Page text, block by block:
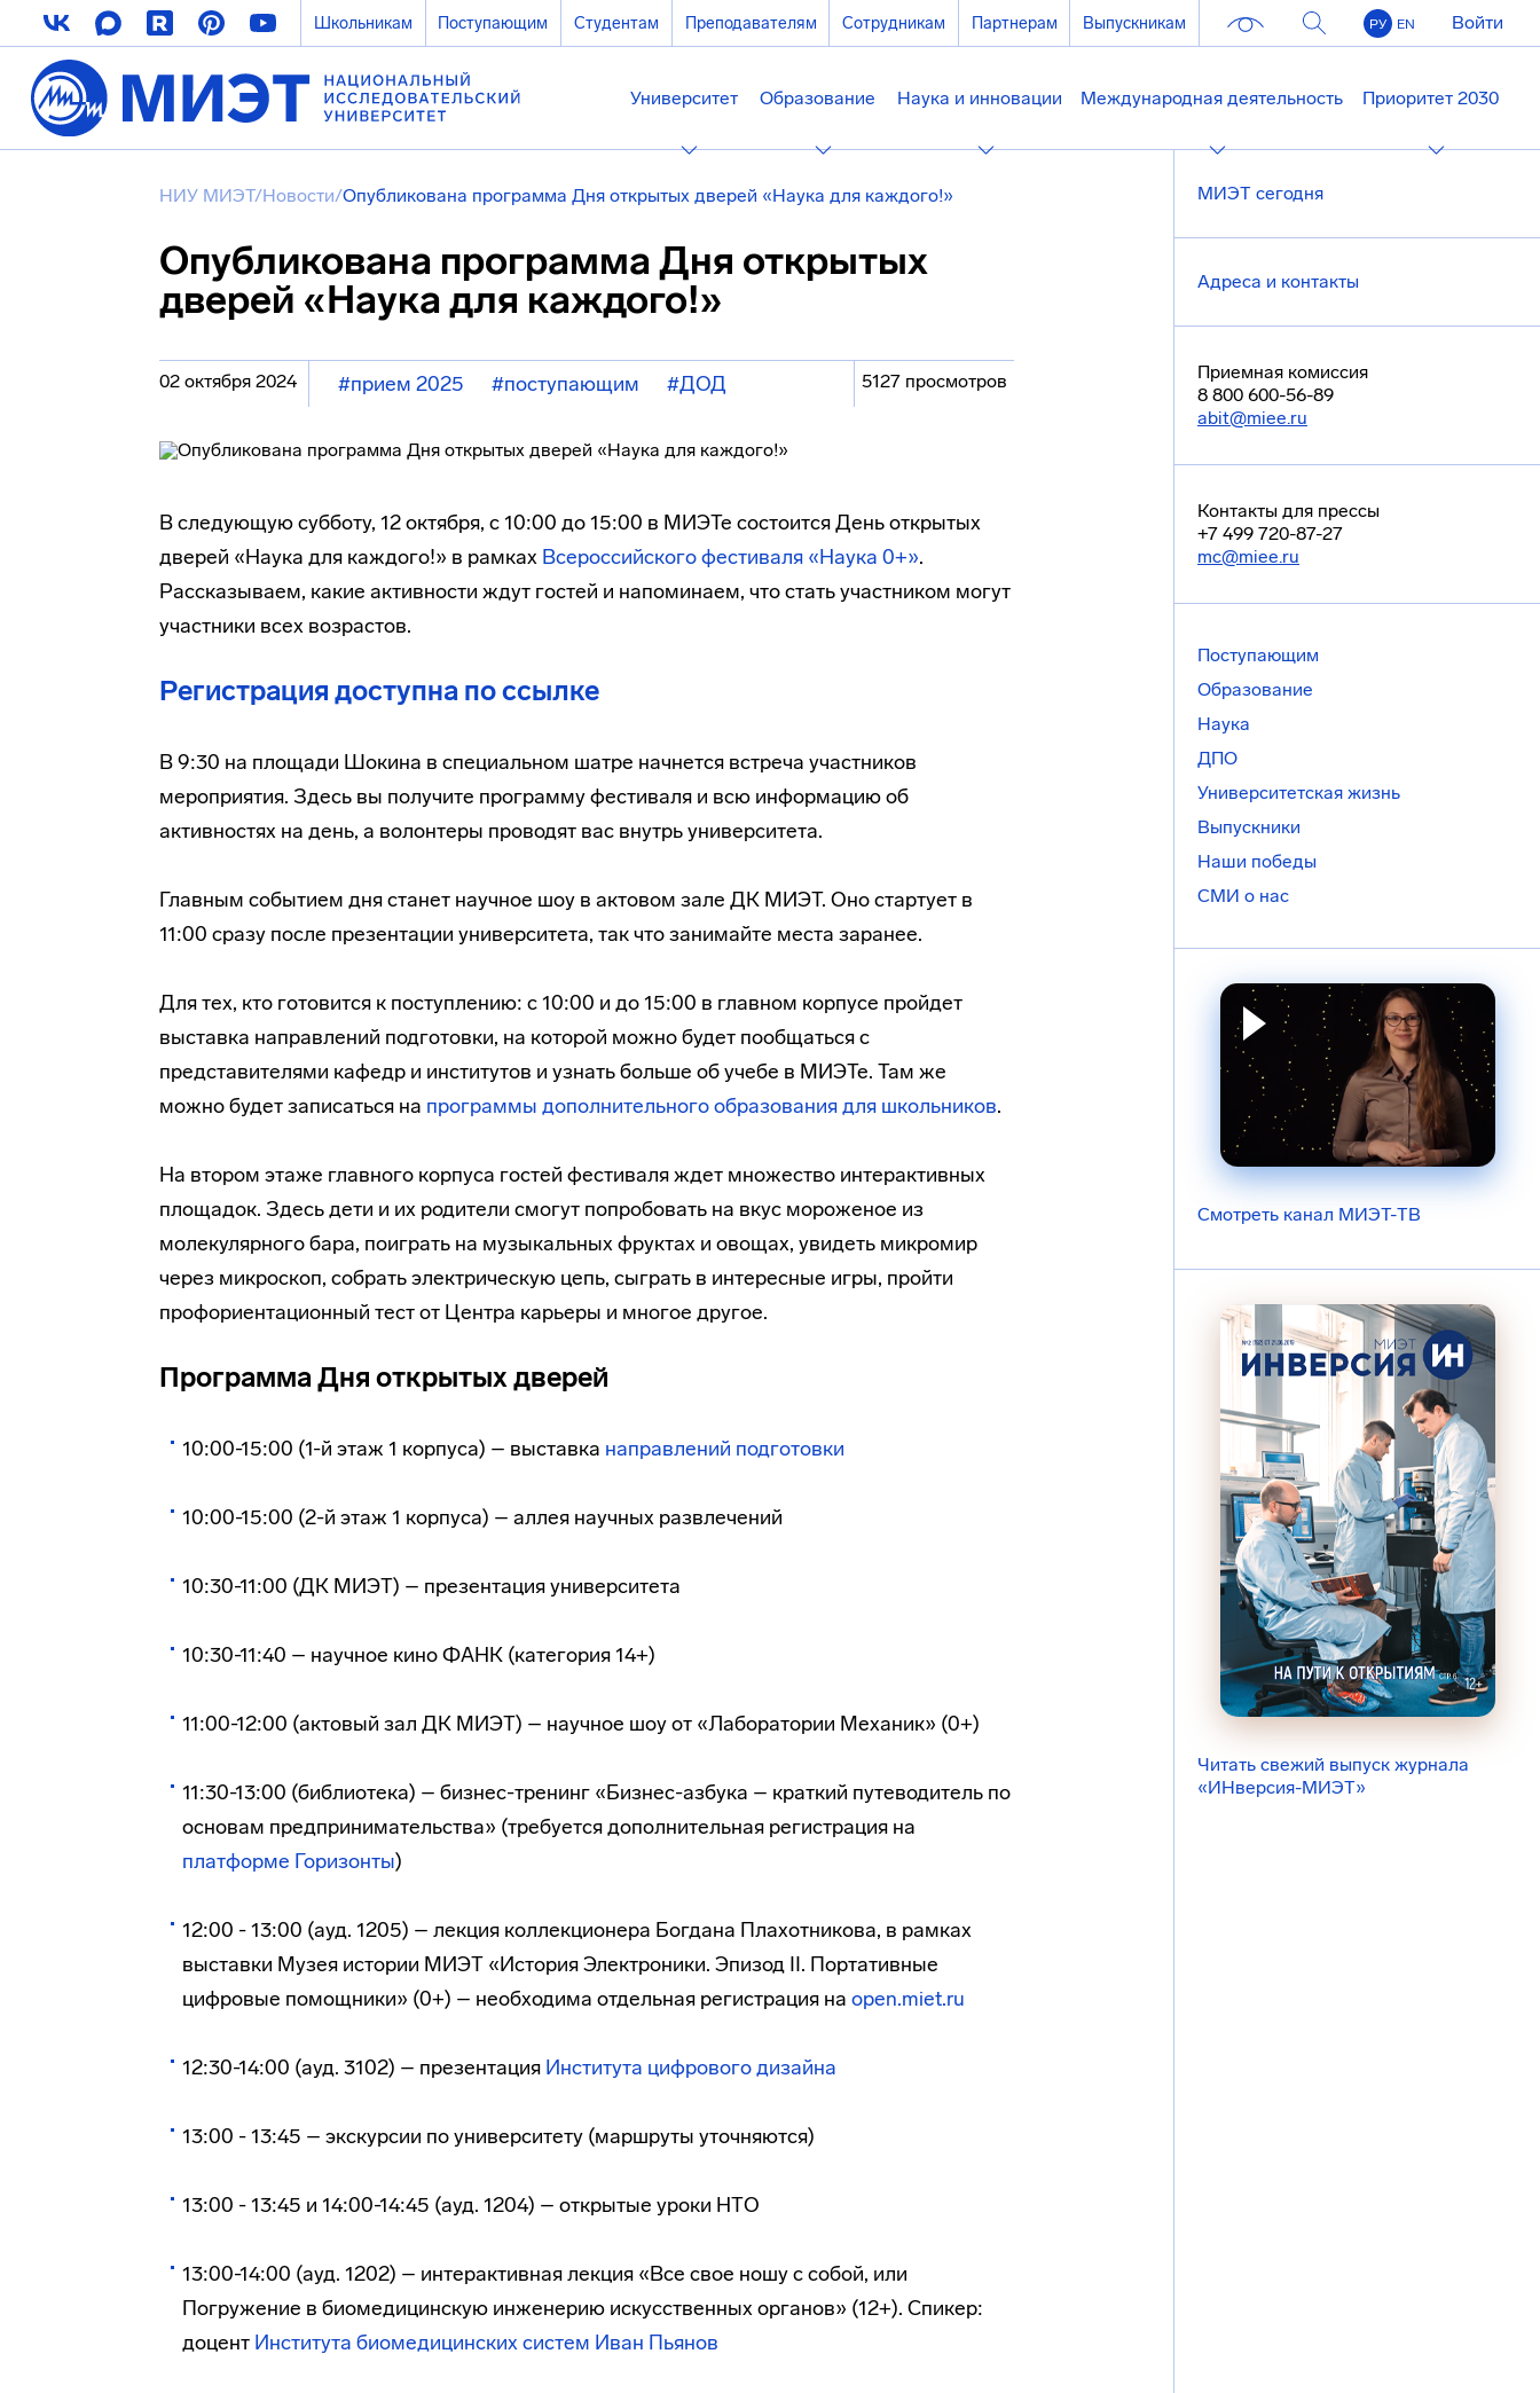
Школьникам Поступающим Студентам Преподавателям Сотрудникам Партнерам Выпускникам РУ EN Войти
Университет Образование Наука и инновации Международная деятельность Приоритет 2030
НИУ МИЭТ/Новости/Опубликована программа Дня открытых дверей «Наука для каждого!»
Опубликована программа Дня открытых
дверей «Наука для каждого!»
02 октября 2024 #прием 2025 #поступающим #ДОД 5127 просмотров
В следующую субботу, 12 октября, с 10:00 до 15:00 в МИЭТе состоится День открытых
дверей «Наука для каждого!» в рамках Всероссийского фестиваля «Наука 0+».
Рассказываем, какие активности ждут гостей и напоминаем, что стать участником могут
участники всех возрастов.
Регистрация доступна по ссылке
В 9:30 на площади Шокина в специальном шатре начнется встреча участников
мероприятия. Здесь вы получите программу фестиваля и всю информацию об
активностях на день, а волонтеры проводят вас внутрь университета.
Главным событием дня станет научное шоу в актовом зале ДК МИЭТ. Оно стартует в
11:00 сразу после презентации университета, так что занимайте места заранее.
Для тех, кто готовится к поступлению: с 10:00 и до 15:00 в главном корпусе пройдет
выставка направлений подготовки, на которой можно будет пообщаться с
представителями кафедр и институтов и узнать больше об учебе в МИЭТе. Там же
можно будет записаться на программы дополнительного образования для школьников.
На втором этаже главного корпуса гостей фестиваля ждет множество интерактивных
площадок. Здесь дети и их родители смогут попробовать на вкус мороженое из
молекулярного бара, поиграть на музыкальных фруктах и овощах, увидеть микромир
через микроскоп, собрать электрическую цепь, сыграть в интересные игры, пройти
профориентационный тест от Центра карьеры и многое другое.
Программа Дня открытых дверей
10:00-15:00 (1-й этаж 1 корпуса) – выставка направлений подготовки
10:00-15:00 (2-й этаж 1 корпуса) – аллея научных развлечений
10:30-11:00 (ДК МИЭТ) – презентация университета
10:30-11:40 – научное кино ФАНК (категория 14+)
11:00-12:00 (актовый зал ДК МИЭТ) – научное шоу от «Лаборатории Механик» (0+)
11:30-13:00 (библиотека) – бизнес-тренинг «Бизнес-азбука – краткий путеводитель по
основам предпринимательства» (требуется дополнительная регистрация на
платформе Горизонты)
12:00 - 13:00 (ауд. 1205) – лекция коллекционера Богдана Плахотникова, в рамках
выставки Музея истории МИЭТ «История Электроники. Эпизод II. Портативные
цифровые помощники» (0+) – необходима отдельная регистрация на open.miet.ru
12:30-14:00 (ауд. 3102) – презентация Института цифрового дизайна
13:00 - 13:45 – экскурсии по университету (маршруты уточняются)
13:00 - 13:45 и 14:00-14:45 (ауд. 1204) – открытые уроки НТО
13:00-14:00 (ауд. 1202) – интерактивная лекция «Все свое ношу с собой, или
Погружение в биомедицинскую инженерию искусственных органов» (12+). Спикер:
доцент Института биомедицинских систем Иван Пьянов
МИЭТ сегодня
Адреса и контакты
Приемная комиссия
8 800 600-56-89
abit@miee.ru
Контакты для прессы
+7 499 720-87-27
mc@miee.ru
Поступающим
Образование
Наука
ДПО
Университетская жизнь
Выпускники
Наши победы
СМИ о нас
Смотреть канал МИЭТ-ТВ
Читать свежий выпуск журнала
«ИНверсия-МИЭТ»